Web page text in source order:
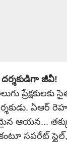
జీవీ!
ఏఆర్
ఆయన...
సపరేట్